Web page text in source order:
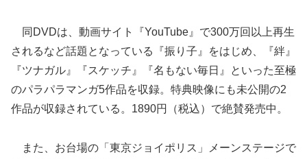
同DVDは、動画サイト『YouTube』で300万回以上再生
されるなど話題となっている『振り子』をはじめ、『絆』
『ツナガル』『スケッチ』『名もない毎日』といった至極
のパラパラマンガ5作品を収録。特典映像にも未公開の2
作品が収録されている。1890円（税込）で絶賛発売中。
また、お台場の「東京ジョイポリス」メーンステージで